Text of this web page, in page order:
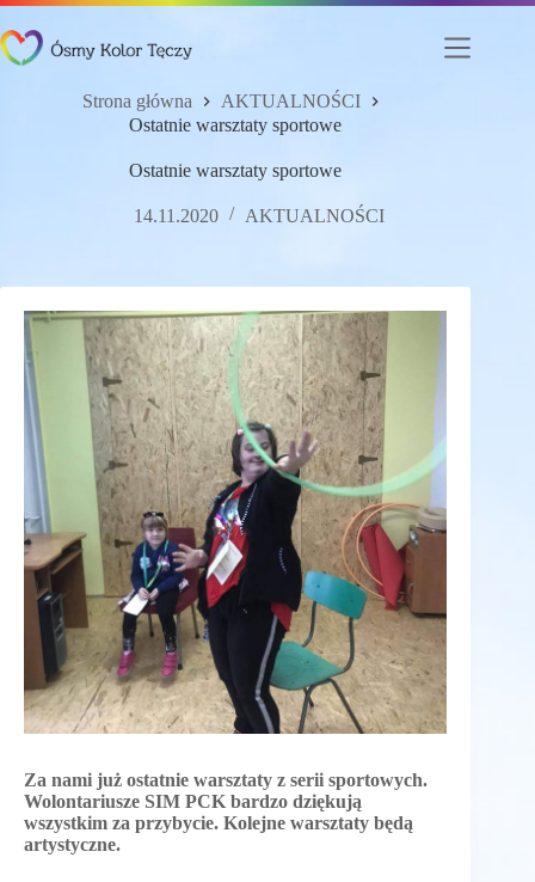
do
treści
Strona główna
AKTUALNOŚCI
Ostatnie warsztaty sportowe
Ostatnie warsztaty sportowe
14.11.2020 AKTUALNOŚCI
Za nami już ostatnie warsztaty z serii sportowych.
Wolontariusze SIM PCK bardzo dziękują
wszystkim za przybycie. Kolejne warsztaty będą
artystyczne.